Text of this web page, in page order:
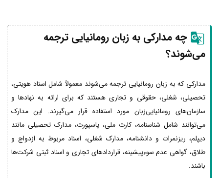
چه مدارکی به زبان رومانیایی ترجمه
می‌شوند؟
مدارکی که به زبان رومانیایی ترجمه می‌شوند معمولاً شامل اسناد هویتی،
تحصیلی، شغلی، حقوقی و تجاری هستند که برای ارائه به نهادها و
سازمان‌های رومانیایی‌زبان مورد استفاده قرار می‌گیرند. این مدارک
می‌توانند شامل شناسنامه، کارت ملی، پاسپورت، مدارک تحصیلی مانند
دیپلم، ریزنمرات و دانشنامه، مدارک شغلی، اسناد مربوط به ازدواج و
طلاق، گواهی عدم سوءپیشینه، قراردادهای تجاری و اسناد ثبتی شرکت‌ها
باشند.